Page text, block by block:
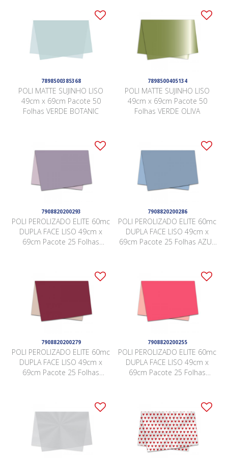
7898500385368
POLI MATTE SUJINHO LISO
49cm x 69cm Pacote 50
Folhas VERDE BOTANIC
7898500405134
POLI MATTE SUJINHO LISO
49cm x 69cm Pacote 50
Folhas VERDE OLIVA
7908820200293
POLI PEROLIZADO ELITE 60mc
DUPLA FACE LISO 49cm x
69cm Pacote 25 Folhas
7908820200286
POLI PEROLIZADO ELITE 60mc
DUPLA FACE LISO 49cm x
69cm Pacote 25 Folhas AZUL
7908820200279
POLI PEROLIZADO ELITE 60mc
DUPLA FACE LISO 49cm x
69cm Pacote 25 Folhas
7908820200255
POLI PEROLIZADO ELITE 60mc
DUPLA FACE LISO 49cm x
69cm Pacote 25 Folhas